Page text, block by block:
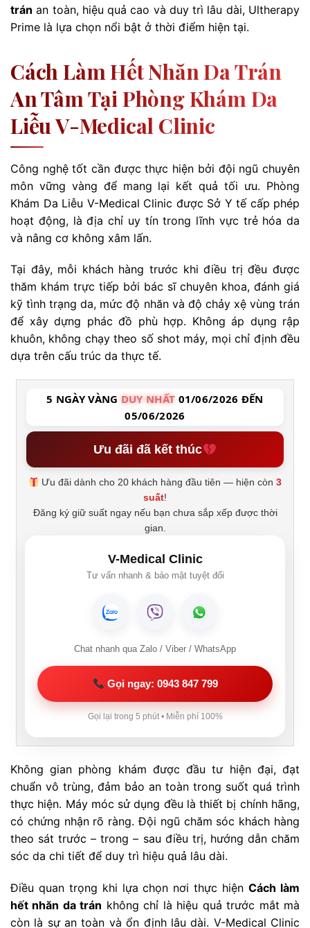
trán an toàn, hiệu quả cao và duy trì lâu dài, Ultherapy
Prime là lựa chọn nổi bật ở thời điểm hiện tại.
Cách Làm Hết Nhăn Da Trán
An Tâm Tại Phòng Khám Da
Liễu V-Medical Clinic
Công nghệ tốt cần được thực hiện bởi đội ngũ chuyên
môn vững vàng để mang lại kết quả tối ưu. Phòng
Khám Da Liễu V-Medical Clinic được Sở Y tế cấp phép
hoạt động, là địa chỉ uy tín trong lĩnh vực trẻ hóa da
và nâng cơ không xâm lấn.
Tại đây, mỗi khách hàng trước khi điều trị đều được
thăm khám trực tiếp bởi bác sĩ chuyên khoa, đánh giá
kỹ tình trạng da, mức độ nhăn và độ chảy xệ vùng trán
để xây dựng phác đồ phù hợp. Không áp dụng rập
khuôn, không chạy theo số shot máy, mọi chỉ định đều
dựa trên cấu trúc da thực tế.
5 NGÀY VÀNG DUY NHẤT 01/06/2026 ĐẾN
05/06/2026
Ưu đãi đã kết thúc
Ưu đãi dành cho 20 khách hàng đầu tiên — hiện còn3
suất!
Đăng ký giữ suất ngay nếu bạn chưa sắp xếp được thời
gian.
V-Medical Clinic
Tư vấn nhanh & bảo mật tuyệt đối
Chat nhanh qua Zalo / Viber / WhatsApp
Gọi ngay: 0943 847 799
Gọi lại trong 5 phút • Miễn phí 100%
Không gian phòng khám được đầu tư hiện đại, đạt
chuẩn vô trùng, đảm bảo an toàn trong suốt quá trình
thực hiện. Máy móc sử dụng đều là thiết bị chính hãng,
có chứng nhận rõ ràng. Đội ngũ chăm sóc khách hàng
theo sát trước – trong – sau điều trị, hướng dẫn chăm
sóc da chi tiết để duy trì hiệu quả lâu dài.
Điều quan trọng khi lựa chọn nơi thực hiệnCách làm
hết nhăn da trán không chỉ là hiệu quả trước mắt mà
còn là sự an toàn và ổn định lâu dài. V-Medical Clinic